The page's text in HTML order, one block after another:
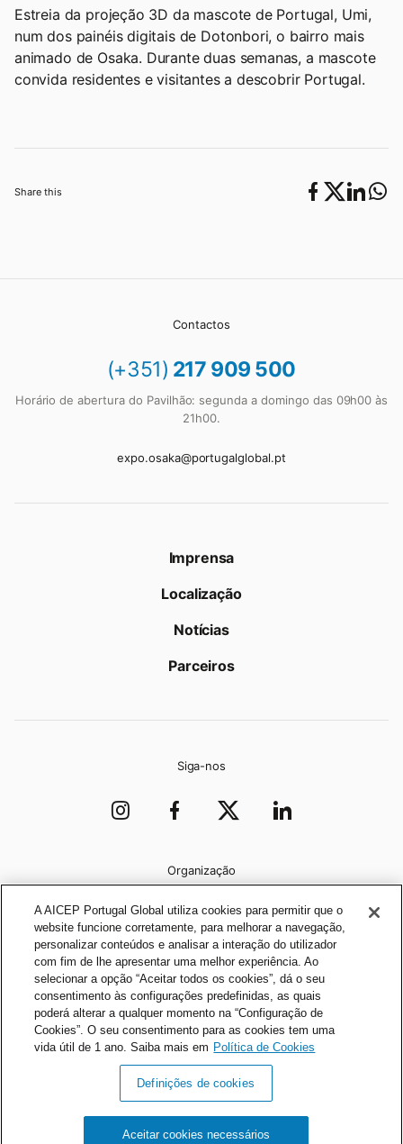
Share this
Estreia da projeção 3D da mascote de Portugal, Umi,
num dos painéis digitais de Dotonbori, o bairro mais
animado de Osaka. Durante duas semanas, a mascote
convida residentes e visitantes a descobrir Portugal.
Contactos
(+351) 217 909 500
Horário de abertura do Pavilhão: segunda a domingo das 09h00 às
21h00.
expo.osaka@portugalglobal.pt
Imprensa
Localização
Notícias
Parceiros
Siga-nos
Organização
A AICEP Portugal Global utiliza cookies para permitir que o
website funcione corretamente, para melhorar a navegação,
personalizar conteúdos e analisar a interação do utilizador
com fim de lhe apresentar uma melhor experiência. Ao
selecionar a opção “Aceitar todos os cookies”, dá o seu
consentimento às configurações predefinidas, as quais
poderá alterar a qualquer momento na “Configuração de
Cookies”. O seu consentimento para as cookies tem uma
vida útil de 1 ano. Saiba mais em Política de Cookies
Definições de cookies
Aceitar cookies necessários